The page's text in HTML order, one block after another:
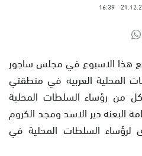
16:39
هذا الاسبوع في مجلس ساجور
المحلية العربيه في منطقتي
من رؤساء السلطات المحلية
البعنه دير الاسد ومجد الكروم
لرؤساء السلطات المحلية في